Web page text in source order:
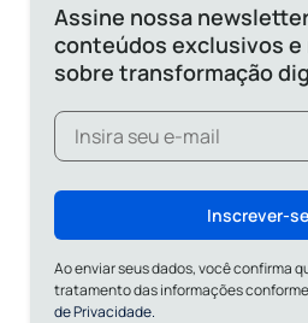
Assine nossa
conteúdos exclusivos
sobre transformação
Inscrever-se
Ao enviar seus dados, você confirma
tratamento das informações
de Privacidade.